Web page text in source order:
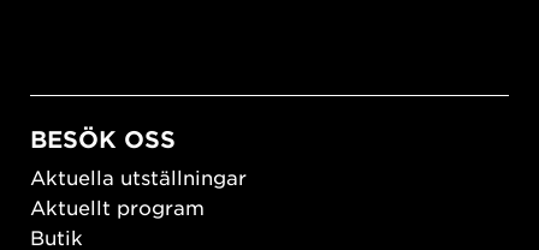
BESÖK OSS
Aktuella utställningar
Aktuellt program
Butik